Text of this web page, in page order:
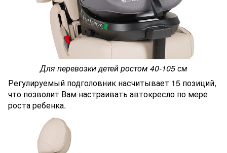
Для перевозки детей ростом 40-105 см
Регулируемый подголовник насчитывает 15 позиций,
что позволит Вам настраивать автокресло по мере
роста ребенка.